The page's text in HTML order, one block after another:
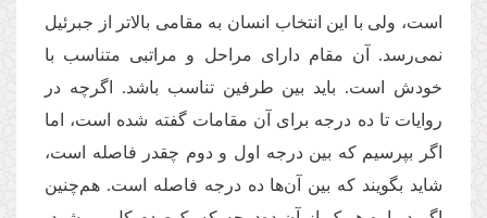
است، ولی با این انتخاب انسان به مقامی بالاتر از جبرئیل
نمی‌رسد. آن مقام دارای مراحل و مراتبی متناسب با
خودش است. باید بین طرفین تناسب باشد. اگرچه در
روایات تا ده درجه برای آن مقامات گفته شده است، اما
اگر بپرسیم که بین درجه اول و دوم چقدر فاصله است،
شاید بگویند که بین آن‌ها ده درجه فاصله است. هم‌چنین